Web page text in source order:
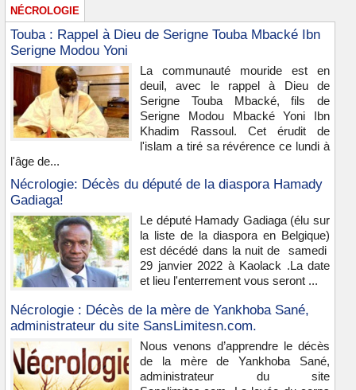
NÉCROLOGIE
Touba : Rappel à Dieu de Serigne Touba Mbacké Ibn
Serigne Modou Yoni
La communauté mouride est en
deuil, avec le rappel à Dieu de
Serigne Touba Mbacké, fils de
Serigne Modou Mbacké Yoni Ibn
Khadim Rassoul. Cet érudit de
l'islam a tiré sa révérence ce lundi à
l'âge de...
Nécrologie: Décès du député de la diaspora Hamady
Gadiaga!
Le député Hamady Gadiaga (élu sur
la liste de la diaspora en Belgique)
est décédé dans la nuit de samedi
29 janvier 2022 à Kaolack .La date
et lieu l'enterrement vous seront ...
Nécrologie : Décès de la mère de Yankhoba Sané,
administrateur du site SansLimitesn.com.
Nous venons d’apprendre le décès
de la mère de Yankhoba Sané,
administrateur du site